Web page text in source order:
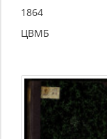
1864
ЦВМБ